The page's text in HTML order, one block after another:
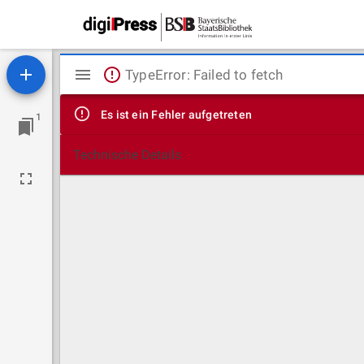
1
Mirador
Viewer
TypeError: Failed to fetch
Es ist ein Fehler aufgetreten
Technische Details